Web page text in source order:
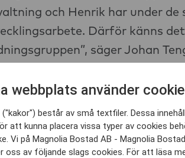
och Henrik har under
Därför känns
säger Johan
på bolaget sedan 2015, först
som affärsutvecklingschef.
på Cushman & Wakefield och
Han har en magisterexamen i
och University of California,
webbplats använder
består av små textfiler. Dessa
att kunna placera vissa typer av cookies
Vi på Magnolia Bostad AB - Magnolia
oss av följande slags cookies. För att läsa